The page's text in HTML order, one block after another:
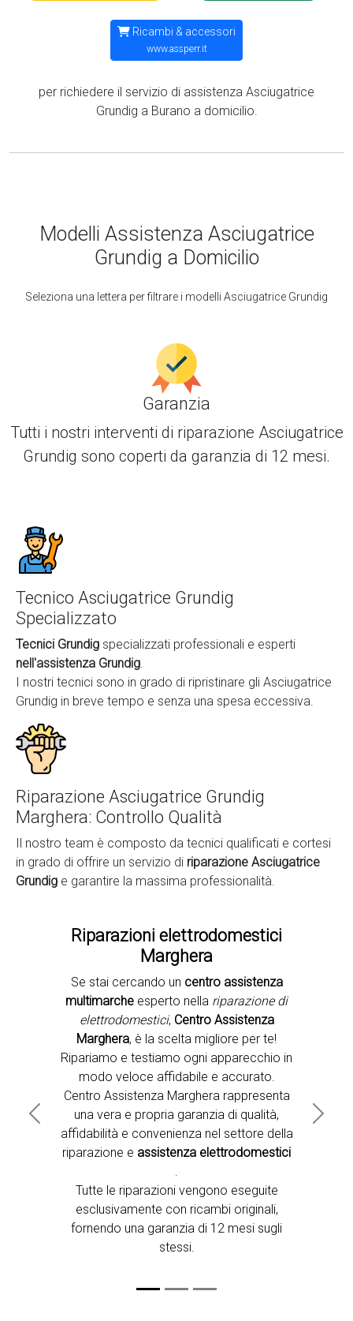
Ricambi & accessori
www.assperr.it
per richiedere il servizio di assistenza Asciugatrice
Grundig a Burano a domicilio.
Modelli Assistenza Asciugatrice
Grundig a Domicilio
Seleziona una lettera per filtrare i modelli Asciugatrice Grundig
Garanzia
Tutti i nostri interventi di riparazione Asciugatrice
Grundig sono coperti da garanzia di 12 mesi.
Tecnico Asciugatrice Grundig
Specializzato
Tecnici Grundig specializzati professionali e esperti
nell'assistenza Grundig.
I nostri tecnici sono in grado di ripristinare gli Asciugatrice
Grundig in breve tempo e senza una spesa eccessiva.
Riparazione Asciugatrice Grundig
Marghera: Controllo Qualità
Il nostro team è composto da tecnici qualificati e cortesi
in grado di offrire un servizio di riparazione Asciugatrice
Grundig e garantire la massima professionalità.
Second slide
Riparazioni elettrodomestici
Marghera
Se stai cercando un centro assistenza
multimarche esperto nella riparazione di
elettrodomestici, Centro Assistenza
Marghera, è la scelta migliore per te!
Ripariamo e testiamo ogni apparecchio in
modo veloce affidabile e accurato.
Centro Assistenza Marghera rappresenta
una vera e propria garanzia di qualità,
affidabilità e convenienza nel settore della
riparazione e assistenza elettrodomestici
.
Tutte le riparazioni vengono eseguite
esclusivamente con ricambi originali,
fornendo una garanzia di 12 mesi sugli
stessi.
Previous Next